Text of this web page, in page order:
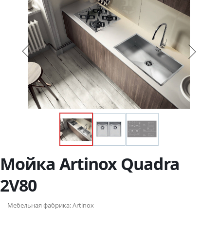
Мойка Artinox Quadra
2V80
Мебельная фабрика:Artinox